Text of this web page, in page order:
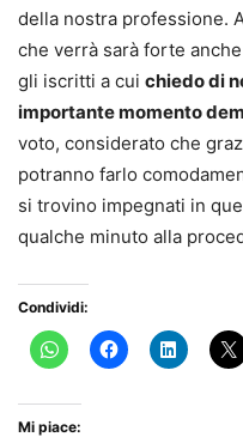
della nostra professione.
che verrà sarà forte
gli iscritti a cui chiedo di
importante momento
voto, considerato che
potranno farlo
si trovino impegnati in
qualche minuto alla
Condividi:
Mi piace: